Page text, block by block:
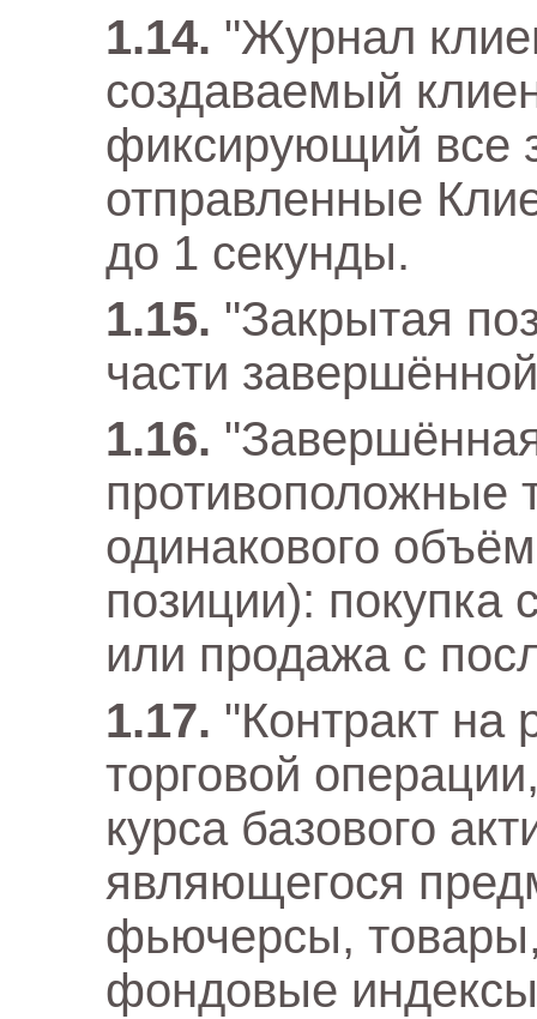
"Журнал
создаваемый
фиксирующий все
отправленные
до 1 секунды.
"Закрытая
части
противоположные
одинакового
позиции):
или продажа с
"Контракт на
торговой
курса базового
являющегося
фьючерсы,
фондовые